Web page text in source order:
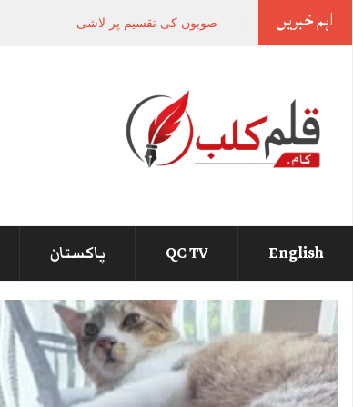
اہم خبریں صوبوں کی تقسیم پر لاشیں نہیں
English
QC TV پاکستان